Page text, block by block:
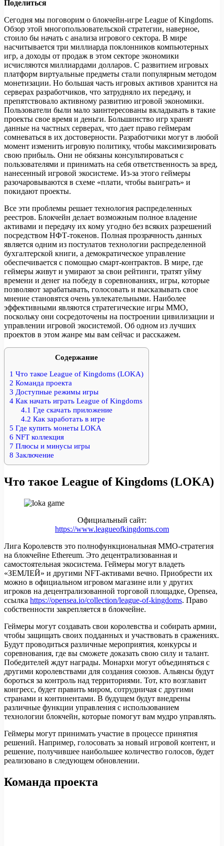
Поделиться
Сегодня мы поговорим о блокчейн-игре League of Kingdoms.
Обзор этой многопользовательской стратегии, наверное,
стоило бы начать с анализа игрового сектора. В мире
насчитывается три миллиарда поклонников компьютерных
игр, а доходы от продаж в этом секторе экономики
исчисляются миллиардами долларов. С развитием игровых
платформ виртуальные предметы стали популярным методом
монетизации. Но большая часть игровых активов хранится на
серверах разработчиков, что затрудняло их передачу, и
препятствовало активному развитию игровой экономики.
Пользователи были мало заинтересованы вкладывать в такие
проекты свое время и деньги. Большинство игр хранят
данные на частных серверах, что дает право геймерам
сомневаться в их достоверности. Разработчики могут в любой
момент изменить игровую политику, чтобы максимизировать
свою прибыль. Они не обязаны консультироваться с
пользователями и принимать на себя ответственность за вред,
нанесенный игровой экосистеме. Из-за этого геймеры
разочаровываются в схеме «плати, чтобы выиграть» и
покидают проекты.
Все эти проблемы решает технология распределенных
реестров. Блокчейн делает возможным полное владение
активами и передачу их кому угодно без всяких разрешений
посредством НФТ-токенов. Полная прозрачность данных
является одним из постулатов технологии распределенной
бухгалтерской книги, а демократическое управление
обеспечивается с помощью смарт-контрактов. В мире, где
геймеры живут и умирают за свои рейтинги, тратят уйму
времени и денег на победу в соревнованиях, игры, которые
позволяют зарабатывать, голосовать и высказывать свое
мнение становятся очень увлекательными. Наиболее
эффективными являются стратегические игры MMO,
поскольку они сосредоточены на построении цивилизации и
управлении игровой экосистемой. Об одном из лучших
проектов в этом жанре мы вам сейчас и расскажем.
Содержание
1 Что такое League of Kingdoms (LOKA)
2 Команда проекта
3 Доступные режимы игры
4 Как начать играть League of Kingdoms
4.1 Где скачать приложение
4.2 Как заработать в игре
5 Где купить монеты LOKA
6 NFT коллекция
7 Плюсы и минусы игры
8 Заключение
Что такое League of Kingdoms (LOKA)
Официальный сайт:
https://www.leagueofkingdoms.com
Лига Королевств это полнофункциональная MMO-стратегия
на блокчейне Ethereum. Это децентрализованная и
самостоятельная экосистема. Геймеры могут владеть
«ЗЕМЛЕЙ» и другими NFT-активами вечно. Приобрести их
можно в официальном игровом магазине или у других
игроков на децентрализованной торговой площадке, Opensea,
ссылка https://opensea.io/collection/league-of-kingdoms. Право
собственности закрепляется в блокчейне.
Геймеры могут создавать свои королевства и собирать армии,
чтобы защищать своих подданных и участвовать в сражениях.
Будут проводиться различные мероприятия, конкурсы и
соревнования, где вы сможете доказать свою силу и талант.
Победителей ждут награды. Монархи могут объединяться с
другими королевствами для создания союзов. Альянсы будут
бороться за контроль над территориями. Тот, кто возглавит
конгресс, будет править миром, сотрудничая с другими
странами и континентами. В будущем будут внедрены
различные функции управления с использованием
технологии блокчейн, которые помогут вам мудро управлять.
Геймеры могут принимать участие в процессе принятия
решений. Например, голосовать за новый игровой контент, и
решение, получившее наибольшее количество голосов, будет
реализовано в следующем обновлении.
Команда проекта